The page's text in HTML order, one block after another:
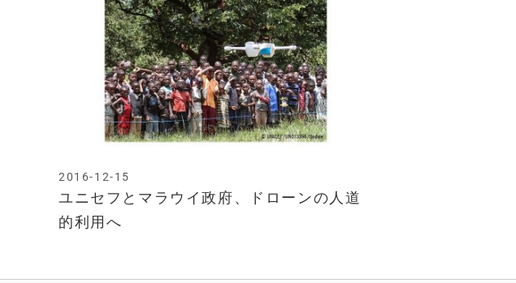
ユニセフとマラウイ政府、ドローンの人道
的利用へ
2016-12-15